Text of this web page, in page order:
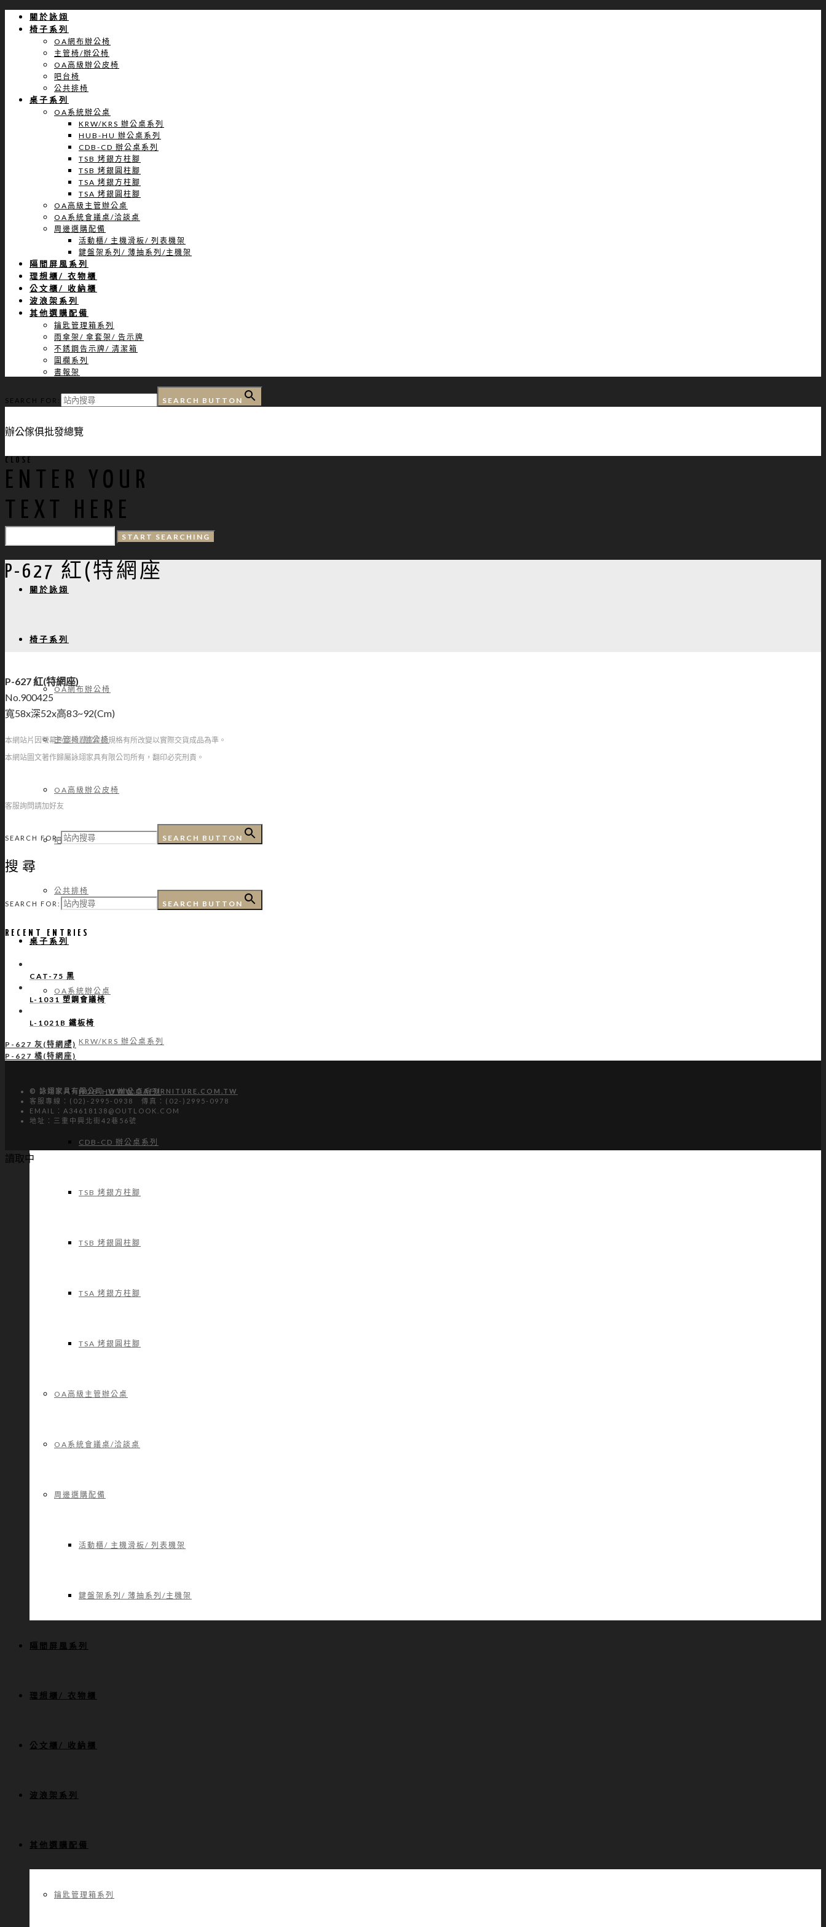
關於詠翊
椅子系列
OA網布辦公椅
主管椅/辦公椅
OA高級辦公皮椅
吧台椅
公共排椅
桌子系列
OA系統辦公桌
KRW/KRS 辦公桌系列
HUB-HU 辦公桌系列
CDB-CD 辦公桌系列
TSB 烤銀方柱腳
TSB 烤銀圓柱腳
TSA 烤銀方柱腳
TSA 烤銀圓柱腳
OA高級主管辦公桌
OA系統會議桌/洽談桌
周邊選購配備
活動櫃/ 主機滑板/ 列表機架
鍵盤架系列/ 薄抽系列/主機架
隔間屏風系列
理想櫃/ 衣物櫃
公文櫃/ 收納櫃
波浪架系列
其他選購配備
鑰匙管理箱系列
雨傘架/ 傘套架/ 告示牌
不銹鋼告示牌/ 清潔箱
圍欄系列
書報架
SEARCH FOR: SEARCH BUTTON
辦公傢俱批發總覽
關於詠翊
椅子系列
OA網布辦公椅
主管椅/辦公椅
OA高級辦公皮椅
吧台椅
公共排椅
桌子系列
OA系統辦公桌
KRW/KRS 辦公桌系列
HUB-HU 辦公桌系列
CDB-CD 辦公桌系列
TSB 烤銀方柱腳
TSB 烤銀圓柱腳
TSA 烤銀方柱腳
TSA 烤銀圓柱腳
OA高級主管辦公桌
OA系統會議桌/洽談桌
周邊選購配備
活動櫃/ 主機滑板/ 列表機架
鍵盤架系列/ 薄抽系列/主機架
隔間屏風系列
理想櫃/ 衣物櫃
公文櫃/ 收納櫃
波浪架系列
其他選購配備
鑰匙管理箱系列
CLOSE
ENTER YOUR
TEXT HERE
P-627 紅(特網座
P-627 紅(特網座)
No.900425
寬58x深52x高83~92(Cm)
本網站片因螢幕色澤差異或產品規格有所改變以實際交貨成品為準。
本網站圖文著作歸屬詠翊家具有限公司所有，翻印必究刑責。
客服詢問請加好友
SEARCH FOR: SEARCH BUTTON
搜尋
SEARCH FOR: SEARCH BUTTON
RECENT ENTRIES
CAT-75 黑
L-1031 塑鋼會議椅
L-1021B 鐵板椅
P-627 灰(特網座)
P-627 橘(特網座)
© 詠翊家具有限公司WWW.OAFURNITURE.COM.TW
客服專線：(02)-2995-0938 傳真：(02-)2995-0978
EMAIL：A34618138@OUTLOOK.COM
地址：三重中興北街42巷56號
讀取中